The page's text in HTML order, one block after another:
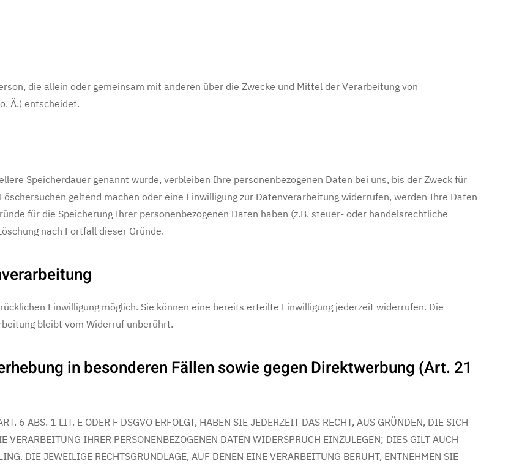
die allein oder gemeinsam mit anderen über die Zwecke und Mittel der Verarbeitung von
Ä.) entscheidet.
Speicherdauer genannt wurde, verbleiben Ihre personenbezogenen Daten bei uns, bis der Zweck für
geltend machen oder eine Einwilligung zur Datenverarbeitung widerrufen, werden Ihre Daten
für die Speicherung Ihrer personenbezogenen Daten haben (z.B. steuer- oder handelsrechtliche
nach Fortfall dieser Gründe.
Einwilligung möglich. Sie können eine bereits erteilte Einwilligung jederzeit widerrufen. Die
bleibt vom Widerruf unberührt.
in besonderen Fällen sowie gegen Direktwerbung (Art. 21
6 ABS. 1 LIT. E ODER F DSGVO ERFOLGT, HABEN SIE JEDERZEIT DAS RECHT, AUS GRÜNDEN, DIE SICH
VERARBEITUNG IHRER PERSONENBEZOGENEN DATEN WIDERSPRUCH EINZULEGEN; DIES GILT AUCH
DIE JEWEILIGE RECHTSGRUNDLAGE, AUF DENEN EINE VERARBEITUNG BERUHT, ENTNEHMEN SIE